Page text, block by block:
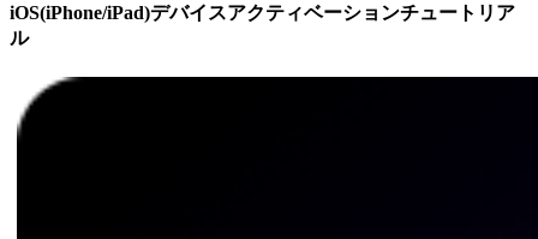
iOS(iPhone/iPad)デバイスアクティベーションチュートリア
ル